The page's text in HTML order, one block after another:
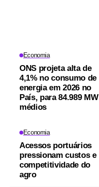
Economia
ONS projeta alta de
4,1% no consumo de
energia em 2026 no
País, para 84.989 MW
médios
Economia
Acessos portuários
pressionam custos e
competitividade do
agro